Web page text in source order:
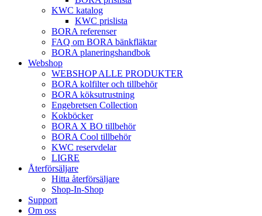
KWC katalog
KWC prislista
BORA referenser
FAQ om BORA bänkfläktar
BORA planeringshandbok
Webshop
WEBSHOP ALLE PRODUKTER
BORA kolfilter och tillbehör
BORA köksutrustning
Engebretsen Collection
Kokböcker
BORA X BO tillbehör
BORA Cool tillbehör
KWC reservdelar
LIGRE
Återförsäljare
Hitta återförsäljare
Shop-In-Shop
Support
Om oss